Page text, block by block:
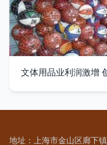
文体用品业利润激增
地址：上海市金山区廊下